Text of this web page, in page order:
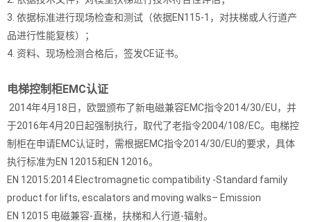
3. 依据标准进行现场检查和测试（依据EN115-1，对扶梯或人行道产
品进行性能复核）；
4. 资料、现场检测合格后，签发CE证书。
电梯控制柜EMC认证
2014年4月18日，欧盟颁布了新电磁兼容EMC指令2014/30/EU，并
于2016年4月20日起强制执行，取代了老指令2004/108/EC。电梯控
制柜在申请EMC认证时，需根据EMC指令2014/30/EU的要求，具体
执行标准为EN 12015和EN 12016。
EN 12015:2014 Electromagnetic compatibility -Standard family
product for lifts, escalators and moving walks– Emission
EN 12015 电磁兼容-直梯，扶梯和人行道-辐射。